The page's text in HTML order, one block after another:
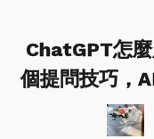
ChatGPT怎
個提問技巧，